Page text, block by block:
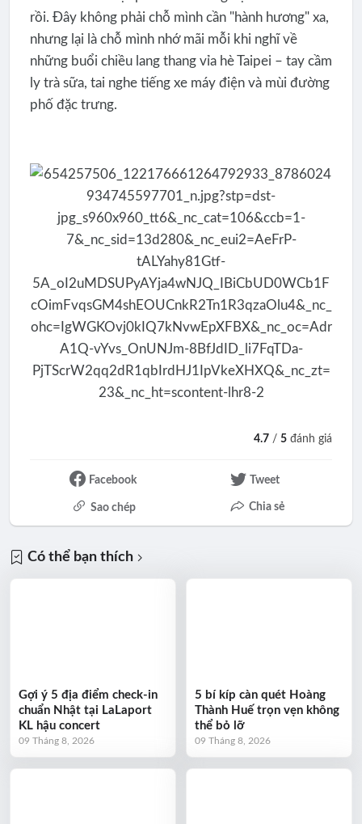
rồi. Đây không phải chỗ mình cần "hành hương" xa,
nhưng lại là chỗ mình nhớ mãi mỗi khi nghĩ về
những buổi chiều lang thang vỉa hè Taipei – tay cầm
ly trà sữa, tai nghe tiếng xe máy điện và mùi đường
phố đặc trưng.
4.7 /5 đánh giá
Facebook Tweet
Sao chép Chia sẻ
Có thể bạn thích
Gợi ý 5 địa điểm check-in
chuẩn Nhật tại LaLaport
KL hậu concert
09 Tháng 8, 2026
5 bí kíp càn quét Hoàng
Thành Huế trọn vẹn không
thể bỏ lỡ
09 Tháng 8, 2026